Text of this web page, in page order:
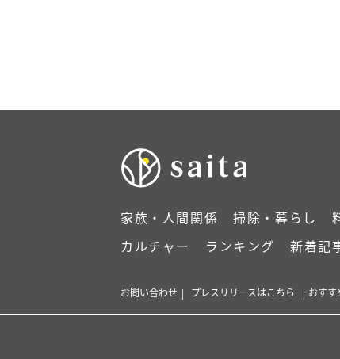
家族・人間関係 掃除・暮らし
カルチャー
ランキング 新着記
お問い合わせ プレスリリースはこちら おすす